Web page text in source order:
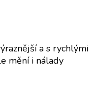
a s rychlými
mění i nálady